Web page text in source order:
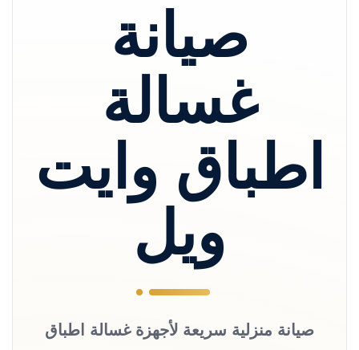
صيانة
غسالة
اطباق وايت
ويل
صيانة منزلية سريعة لأجهزة غسالة اطباق